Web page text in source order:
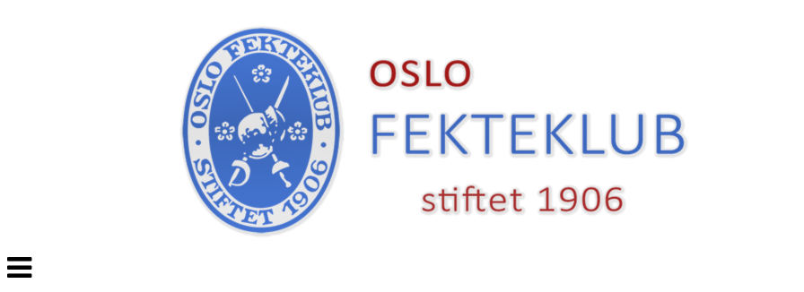
Veksle
navigasjon